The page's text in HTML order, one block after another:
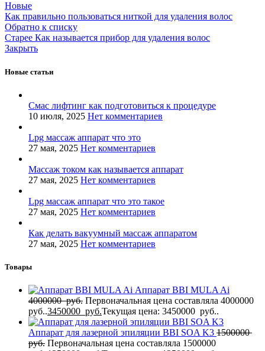
Новые
Как правильно пользоваться ниткой для удаления волос
Обратно к списку
Старее Как называется прибор для удаления волос
Закрыть
Новые статьи
Смас лифтинг как подготовиться к процедуре
10 июля, 2025 Нет комментариев
Lpg массаж аппарат что это
27 мая, 2025 Нет комментариев
Массаж током как называется аппарат
27 мая, 2025 Нет комментариев
Lpg массаж аппарат что это такое
27 мая, 2025 Нет комментариев
Как делать вакуумный массаж аппаратом
27 мая, 2025 Нет комментариев
Товары
Аппарат BBI MULA Ai
4000000руб. Первоначальная цена составляла 4000000
руб..3450000 руб.Текущая цена: 3450000 руб..
Аппарат для лазерной эпиляции BBI SOA K3 1500000
руб. Первоначальная цена составляла 1500000